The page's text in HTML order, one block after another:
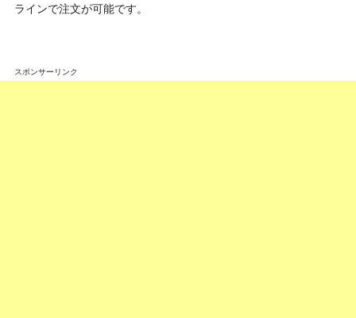
ラインで注文が可能です。
スポンサーリンク